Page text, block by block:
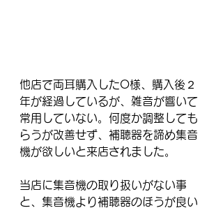
他店で両耳購入したO様、購入後２
年が経過しているが、雑音が響いて
常用していない。何度か調整しても
らうが改善せず、補聴器を諦め集音
機が欲しいと来店されました。
当店に集音機の取り扱いがない事
と、集音機より補聴器のほうが良い